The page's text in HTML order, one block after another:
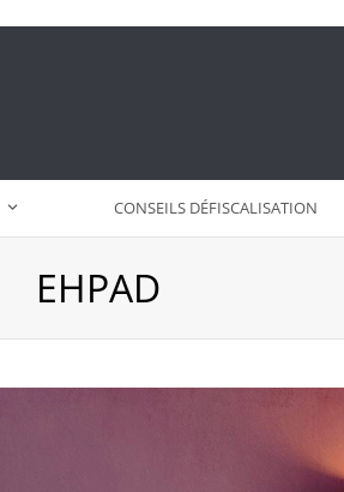
CONSEILS DÉFISCALISATION
EHPAD